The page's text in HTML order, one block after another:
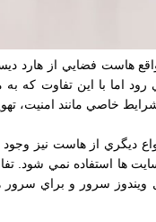
هاست فضايي از هارد
اما با اين تفاوت كه به
خاصي مانند امنيت،
ديگري از هاست نيز
ها استفاده نمي شود.